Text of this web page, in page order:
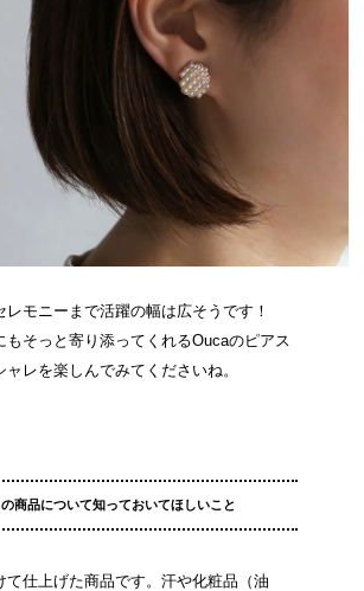
レモニーまで活躍の幅は広そうです！
もそっと寄り添ってくれるOucaのピアス
レを楽しんでみてくださいね。
の商品について知っておいてほしいこと
仕上げた商品です。汗や化粧品（油